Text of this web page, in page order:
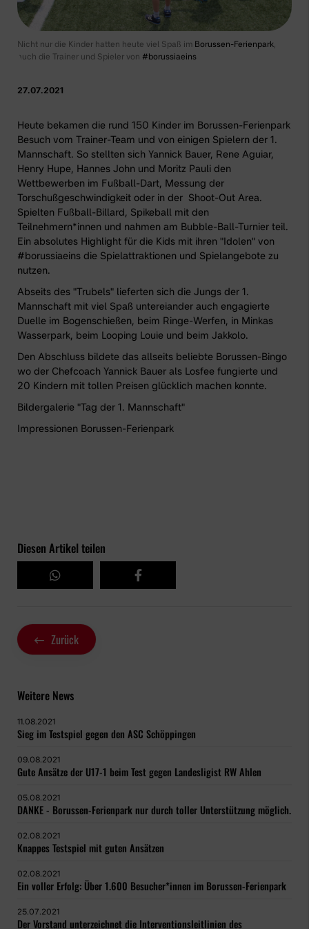
Nicht nur die Kinder hatten heute viel Spaß im Borussen-Ferienpark,
auch die Trainer und Spieler von #borussiaeins
27.07.2021
Heute bekamen die rund 150 Kinder im Borussen-Ferienpark
Besuch vom Trainer-Team und von einigen Spielern der 1.
Mannschaft. So stellten sich Yannick Bauer, Rene Aguiar,
Henry Hupe, Hannes John und Moritz Pauli den
Wettbewerben im Fußball-Dart, Messung der
Torschußgeschwindigkeit oder in der Shoot-Out Area.
Spielten Fußball-Billard, Spikeball mit den
Teilnehmern*innen und nahmen am Bubble-Ball-Turnier teil.
Ein absolutes Highlight für die Kids mit ihren "Idolen" von
#borussiaeins die Spielattraktionen und Spielangebote zu
nutzen.
Abseits des "Trubels" lieferten sich die Jungs der 1.
Mannschaft mit viel Spaß untereiander auch engagierte
Duelle im Bogenschießen, beim Ringe-Werfen, in Minkas
Wasserpark, beim Looping Louie und beim Jakkolo.
Den Abschluss bildete das allseits beliebte Borussen-Bingo
wo der Chefcoach Yannick Bauer als Losfee fungierte und
20 Kindern mit tollen Preisen glücklich machen konnte.
Bildergalerie "Tag der 1. Mannschaft"
Impressionen Borussen-Ferienpark
Diesen Artikel teilen
Zurück
Weitere News
11.08.2021
Sieg im Testspiel gegen den ASC Schöppingen
09.08.2021
Gute Ansätze der U17-1 beim Test gegen Landesligist RW Ahlen
05.08.2021
DANKE - Borussen-Ferienpark nur durch toller Unterstützung möglich.
02.08.2021
Knappes Testspiel mit guten Ansätzen
02.08.2021
Ein voller Erfolg: Über 1.600 Besucher*innen im Borussen-Ferienpark
25.07.2021
Der Vorstand unterzeichnet die Interventionsleitlinien des